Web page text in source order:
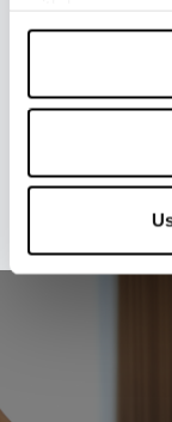
cookies only”
correct
Indirizzo